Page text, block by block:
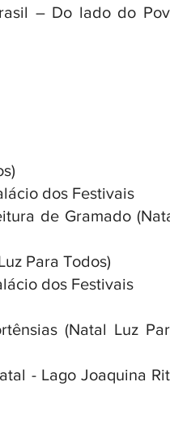
– Do lado do
dos Festivais
de Gramado
Para Todos)
dos Festivais
(Natal Luz
- Lago Joaquina